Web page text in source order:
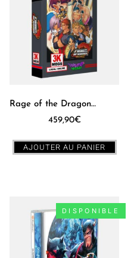
Rage of the Dragons AES [US]
459,90€
AJOUTER AU PANIER
DISPONIBLE